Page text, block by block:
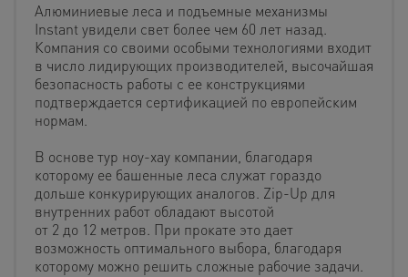
Алюминиевые леса и подъемные механизмы
Instant увидели свет более чем 60 лет назад.
Компания со своими особыми технологиями входит
в число лидирующих производителей, высочайшая
безопасность работы с ее конструкциями
подтверждается сертификацией по европейским
нормам.
В основе тур ноу-хау компании, благодаря
которому ее башенные леса служат гораздо
дольше конкурирующих аналогов. Zip-Up для
внутренних работ обладают высотой
от 2 до 12 метров. При прокате это дает
возможность оптимального выбора, благодаря
которому можно решить сложные рабочие задачи.